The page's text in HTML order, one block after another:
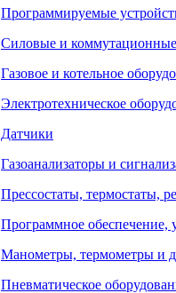
Программируемые
Силовые и коммутационные
Газовое и котельное
Электротехническое
Датчики
Газоанализаторы и
Прессостаты, термостаты,
Программное обеспечение,
Манометры, термометры и
Пневматическое